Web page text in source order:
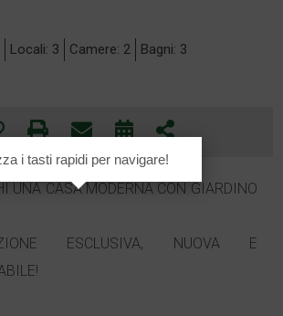
Locali: 3 Camere: 2 Bagni: 3
UNA CASA MODERNA CON GIARDINO
ESCLUSIVA, NUOVA E
i tasti rapidi per navigare!